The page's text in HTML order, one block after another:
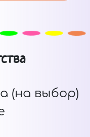
(на выбор)